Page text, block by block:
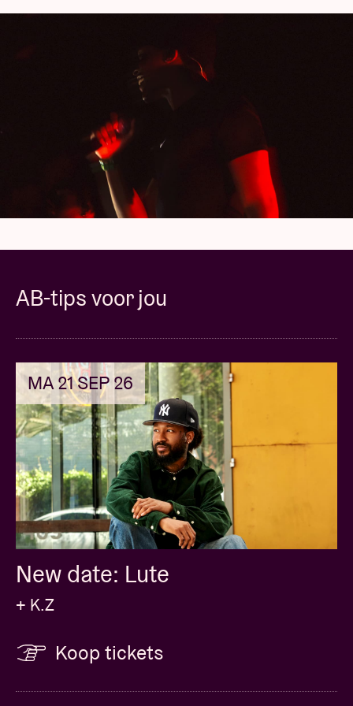
en komen systematisch voort uit een impuls, een
optreden in Brussel niet mist!
Concertpictures ©Mao Atth
Dit is een Liveurope concert:
het eerste Europese
initiatief dat concertzalen ondersteunt bij de
promotie van opkomend muzikaal talent uit Europa.
AB-tips voor jou
MA 21 SEP 26
New date: Lute
+ K.Z
Koop tickets